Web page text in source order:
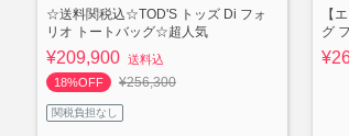
☆送料関税込☆TOD'S トッズ Di フォ
リオ トートバッグ☆超人気
¥209,900 送料込
18%OFF
¥256,300
関税負担なし
【
グ